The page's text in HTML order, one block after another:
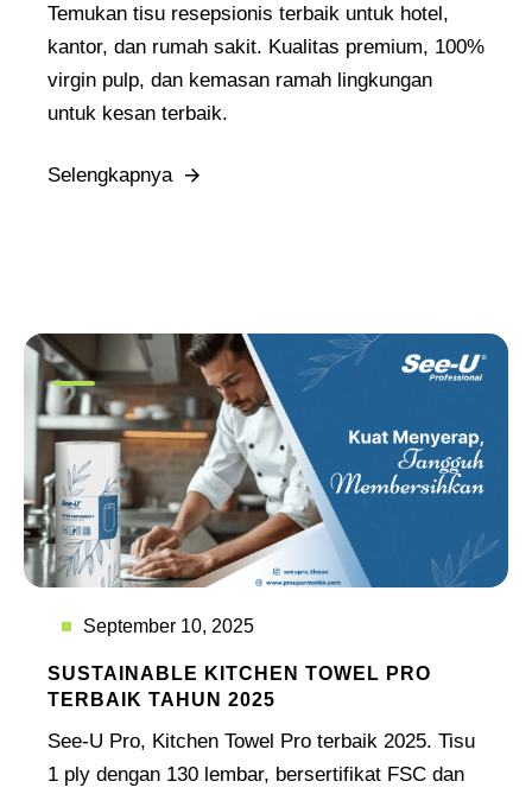
Temukan tisu resepsionis terbaik untuk hotel,
kantor, dan rumah sakit. Kualitas premium, 100%
virgin pulp, dan kemasan ramah lingkungan
untuk kesan terbaik.
Selengkapnya
September 10, 2025
SUSTAINABLE KITCHEN TOWEL PRO
TERBAIK TAHUN 2025
See-U Pro, Kitchen Towel Pro terbaik 2025. Tisu
1 ply dengan 130 lembar, bersertifikat FSC dan